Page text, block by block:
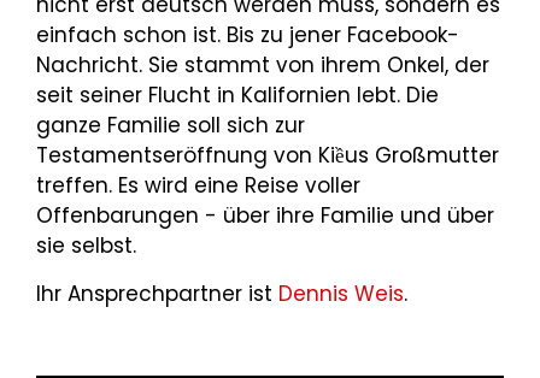
einfach schon ist. Bis zu jener Facebook-
Nachricht. Sie stammt von ihrem Onkel, der
seit seiner Flucht in Kalifornien lebt. Die
ganze Familie soll sich zur
Testamentseröffnung von Kiềus Großmutter
treffen. Es wird eine Reise voller
Offenbarungen - über ihre Familie und über
sie selbst.
Ihr Ansprechpartner ist Dennis Weis.